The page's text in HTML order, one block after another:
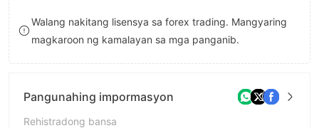
9 7
8
Walang nakitang lisensya sa forex trading. Mangyaring
magkaroon ng kamalayan sa mga panganib.
Pangunahing impormasyon
Rehistradong bansa